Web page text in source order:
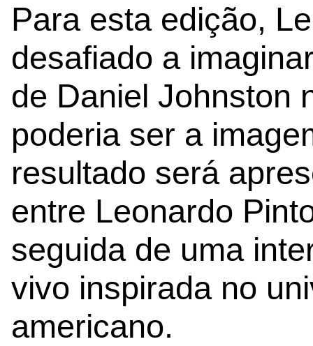
Para esta edição,
desafiado a
de Daniel Johnston
poderia ser a
resultado será
entre Leonardo
seguida de uma
vivo inspirada no
americano.